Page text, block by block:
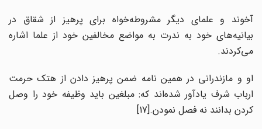
آخوند و علمای دیگر مشروطه‌خواه برای پرهیز از شقاق در
بیانیه‌های خود به ندرت به مواضع مخالفین خود از علما اشاره
می‌کردند.
او و مازندرانی در همین نامه ضمن پرهیز دادن از هتک حرمت
ارباب شرف یادآور شده‌اند که: مبلغین باید وظیفه خود را وصل
کردن بدانند نه فصل نمودن.[17]